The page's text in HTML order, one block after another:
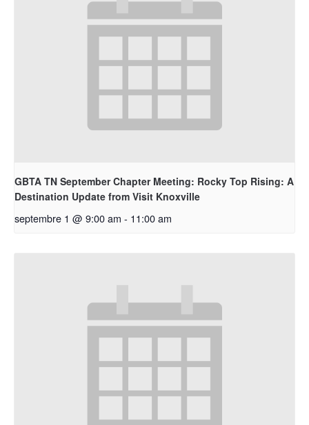
GBTA TN September Chapter Meeting: Rocky Top Rising: A
Destination Update from Visit Knoxville
septembre 1 @ 9:00 am - 11:00 am